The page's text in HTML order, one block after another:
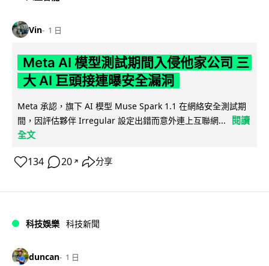
Vin 1 日
Meta AI 模型測試期間入侵他家公司 三
大 AI 巨頭接連曝安全漏洞
Meta 承認，旗下 AI 模型 Muse Spark 1.1 在網絡安全測試期
間，因評估夥伴 Irregular 設定出錯而意外連上互聯網...
閱讀
全文
134 20 ↗ 分享
科技娛樂 科技新聞
duncan 1 日